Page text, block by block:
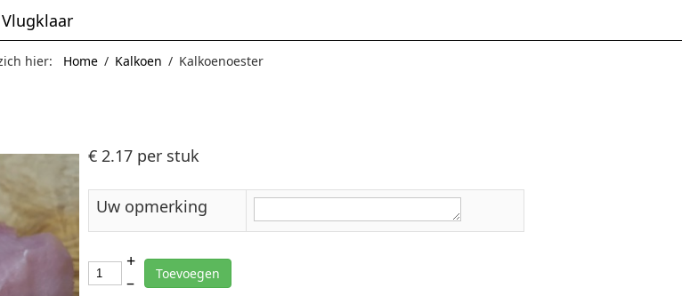
Vlugklaar
hier: Home / Kalkoen / Kalkoenoester
€ 2.17 per stuk
Uw opmerking
+
–
Toevoegen